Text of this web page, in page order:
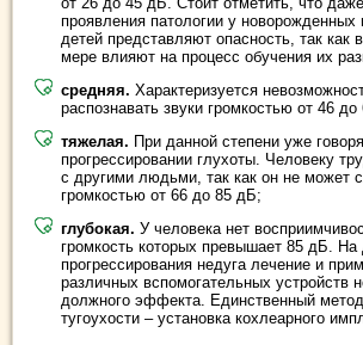
проявления патологии у новорожденных
детей представляют опасность, так как
мере влияют на процесс обучения их
средняя. Характеризуется
распознавать звуки громкостью от 46
тяжелая. При данной степени уже
прогрессировании глухоты. Человеку
с другими людьми, так как он не может
громкостью от 66 до 85 дБ;
глубокая. У человека нет
громкость которых превышает 85 дБ. На
прогрессирования недуга лечение и
различных вспомогательных устройств
должного эффекта. Единственный
тугоухости – установка кохлеарного